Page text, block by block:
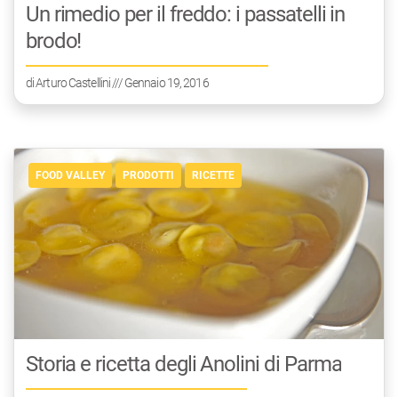
Un rimedio per il freddo: i passatelli in
brodo!
diArturo Castellini/// Gennaio 19, 2016
FOOD VALLEY PRODOTTI RICETTE
Storia e ricetta degli Anolini di Parma